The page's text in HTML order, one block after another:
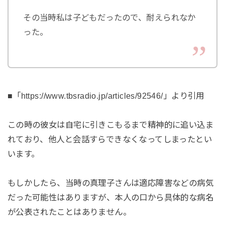
その当時私は子どもだったので、耐えられなか
った。
■「https://www.tbsradio.jp/articles/92546/」より引用
この時の彼女は自宅に引きこもるまで精神的に追い込ま
れており、他人と会話すらできなくなってしまったとい
います。
もしかしたら、当時の真理子さんは適応障害などの病気
だった可能性はありますが、本人の口から具体的な病名
が公表されたことはありません。